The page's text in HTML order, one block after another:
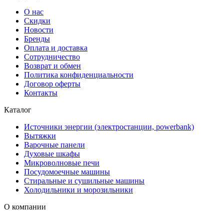
О нас
Скидки
Новости
Бренды
Оплата и доставка
Сотрудничество
Возврат и обмен
Политика конфиденциальности
Договор оферты
Контакты
Каталог
Источники энергии (электростанции, powerbank)
Вытяжки
Варочные панели
Духовые шкафы
Микроволновые печи
Посудомоечные машины
Стиральные и сушильные машины
Холодильники и морозильники
О компании